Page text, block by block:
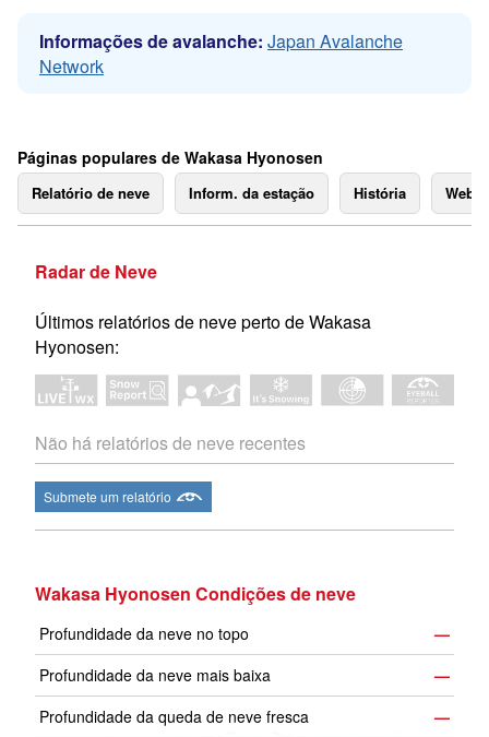
Informações de avalanche: Japan Avalanche
Network
Páginas populares de Wakasa Hyonosen
Relatório de neve Inform. da estação História
Radar de Neve
Últimos relatórios de neve perto de Wakasa
Hyonosen:
Não há relatórios de neve recentes
Submete um relatório
Wakasa Hyonosen Condições de neve
Profundidade da neve no topo
—
Profundidade da neve mais baixa
—
Profundidade da queda de neve fresca
—